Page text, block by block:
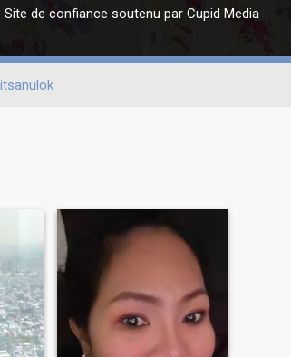
Site de confiance soutenu par Cupid Media